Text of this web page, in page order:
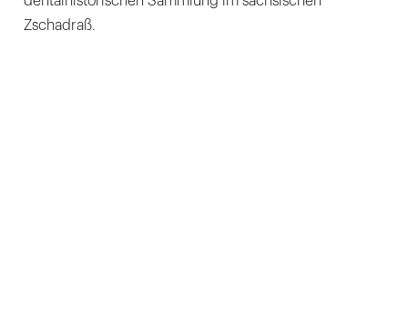
Zschadraß.